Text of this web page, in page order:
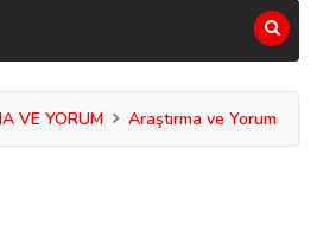
VE YORUM Araştırma ve Yorum